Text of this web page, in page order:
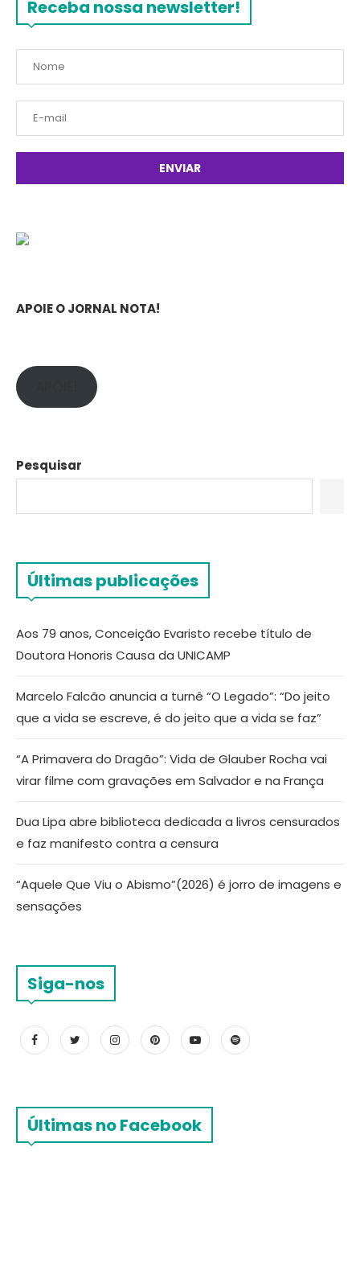
Receba nossa newsletter!
APOIE O JORNAL NOTA!
Pesquisar
Últimas publicações
Aos 79 anos, Conceição Evaristo recebe título de
Doutora Honoris Causa da UNICAMP
Marcelo Falcão anuncia a turnê “O Legado”: “Do jeito
que a vida se escreve, é do jeito que a vida se faz”
“A Primavera do Dragão”: Vida de Glauber Rocha vai
virar filme com gravações em Salvador e na França
Dua Lipa abre biblioteca dedicada a livros censurados
e faz manifesto contra a censura
“Aquele Que Viu o Abismo”(2026) é jorro de imagens e
sensações
Siga-nos
Últimas no Facebook